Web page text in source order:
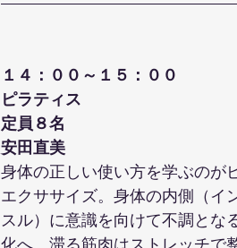
１４：００～１５：００
ピラティス
定員８名
安田直美
身体の正しい使い方を学ぶのが
エクササイズ。身体の内側（イ
スル）に意識を向けて不調とな